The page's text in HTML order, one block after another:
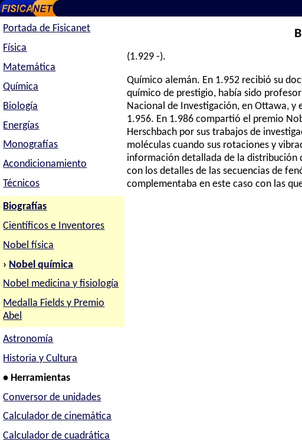
Portada de Fisicanet
Física
Matemática
Química
Biología
Energías
Monografías
Acondicionamiento
Técnicos
Biografías
Científicos e Inventores
Nobel física
› Nobel química
Nobel medicina y fisiología
Medalla Fields y Premio
Abel
Astronomía
Historia y Cultura
• Herramientas
Conversor de unidades
Calculador de cinemática
Calculador de cuadrática
(1.929 -).
Químico alemán. En 1.952 recibió su
químico de prestigio, había sido
Nacional de Investigación, en Ottawa, y
1.956. En 1.986 compartió el premio
Herschbach por sus trabajos de
moléculas cuando sus rotaciones y
información detallada de la distribución
con los detalles de las secuencias de
complementaba en este caso con las